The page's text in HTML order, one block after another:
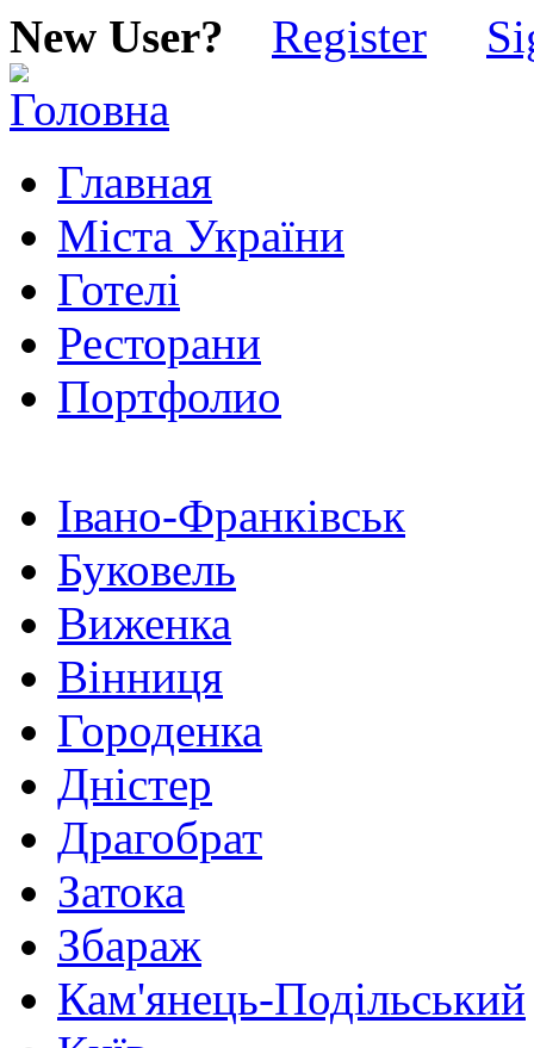
New User? Register
Главная
Міста України
Готелі
Ресторани
Портфолио
Івано-Франківськ
Буковель
Виженка
Вінниця
Городенка
Дністер
Драгобрат
Затока
Збараж
Кам'янець-Подільський